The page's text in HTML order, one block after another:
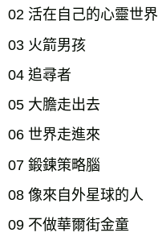
02 活在自己的心靈世界
03 火箭男孩
04 追尋者
05 大膽走出去
06 世界走進來
07 鍛鍊策略腦
08 像來自外星球的人
09 不做華爾街金童